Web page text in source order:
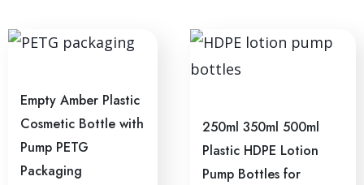
Empty Amber Plastic
Cosmetic Bottle with
Pump PETG
Packaging
250ml 350ml 500ml
Plastic HDPE Lotion
Pump Bottles for